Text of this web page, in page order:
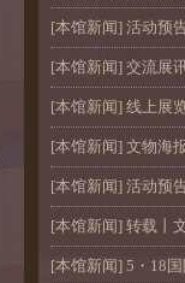
[本馆新闻] 活动预
[本馆新闻] 交流展
[本馆新闻] 线上展
[本馆新闻] 文物海
[本馆新闻] 活动预
[本馆新闻] 转载丨
[本馆新闻] 5・18